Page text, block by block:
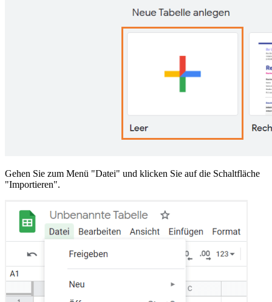
Gehen Sie zum Menü "Datei" und klicken Sie auf die Schaltfläche
"Importieren".